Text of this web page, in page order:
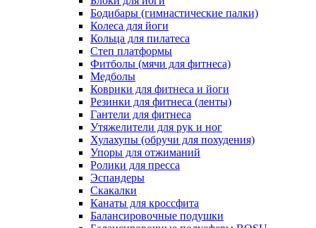
Бодибары (гимнастические палки)
Колеса для йоги
Кольца для пилатеса
Степ платформы
Фитболы (мячи для фитнеса)
Медболы
Коврики для фитнеса и йоги
Резинки для фитнеса (ленты)
Гантели для фитнеса
Утяжелители для рук и ног
Хулахупы (обручи для похудения)
Упоры для отжиманий
Ролики для пресса
Эспандеры
Скакалки
Канаты для кроссфита
Балансировочные подушки